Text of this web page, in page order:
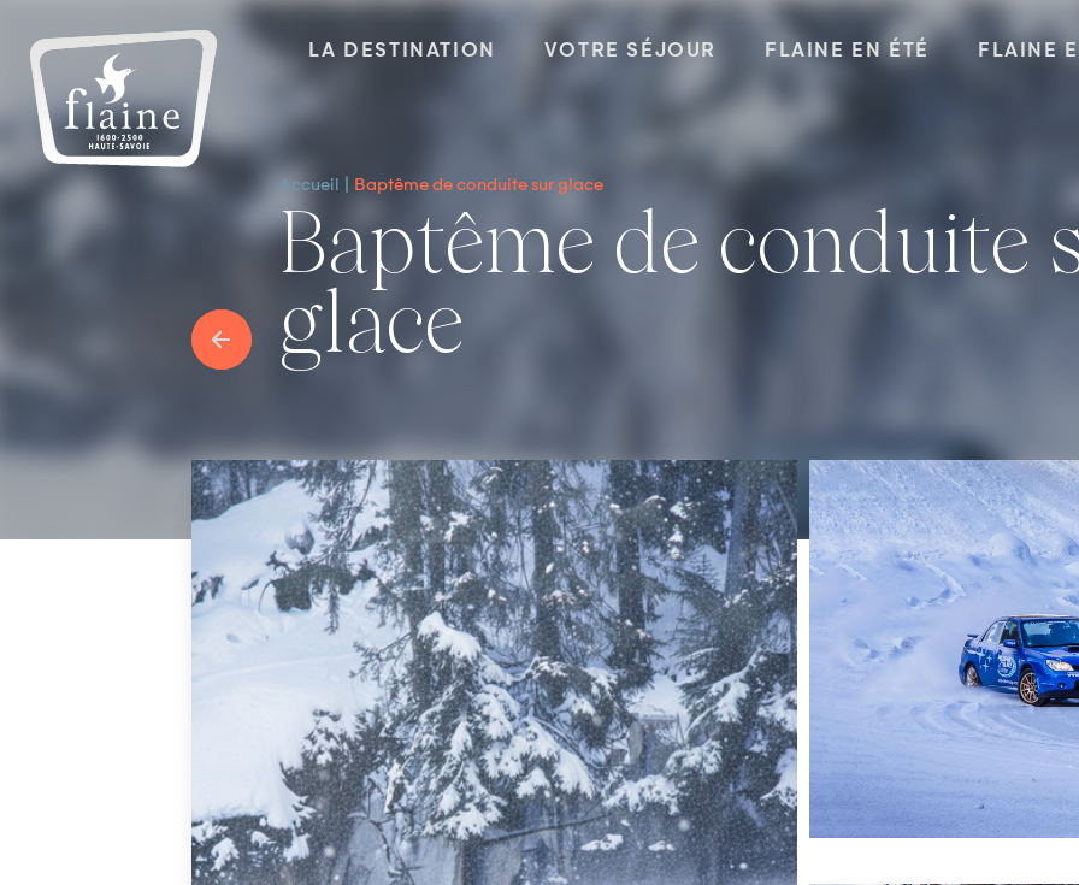
LA DESTINATION VOTRE SÉJOUR FLAINE EN ÉTÉ FLAINE
Accueil Baptême de conduite sur glace
Baptême de conduite sur
glace